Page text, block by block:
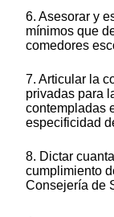
6. Asesorar y
mínimos que
comedores
7. Articular la
privadas para
contempladas
especificidad
8. Dictar
cumplimiento
Consejería de